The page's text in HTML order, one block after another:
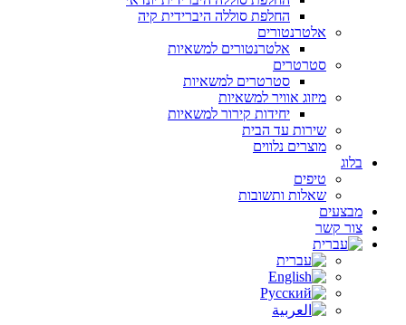
החלפת סוללה היברידית קיה
אלטרנטורים
אלטרנטורים למשאיות
סטרטרים
סטרטרים למשאיות
מיזוג אוויר למשאיות
יחידות קירור למשאיות
שירות עד הבית
מוצרים נלווים
בלוג
טיפים
שאלות ותשובות
מבצעים
צור קשר